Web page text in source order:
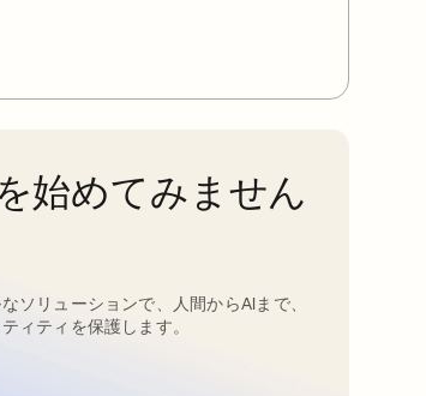
始めてみません
ソリューションで、人間からAIまで、
ィティを保護します。
く